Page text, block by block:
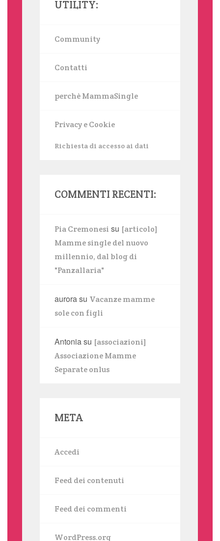
UTILITY:
Community
Contatti
perchè MammaSingle
Privacy e Cookie
Richiesta di accesso ai dati
COMMENTI RECENTI:
Pia Cremonesi su [articolo]
Mamme single del nuovo
millennio, dal blog di
"Panzallaria"
aurorasu Vacanze mamme
sole con figli
Antoniasu [associazioni]
Associazione Mamme
Separate onlus
META
Accedi
Feed dei contenuti
Feed dei commenti
WordPress.org